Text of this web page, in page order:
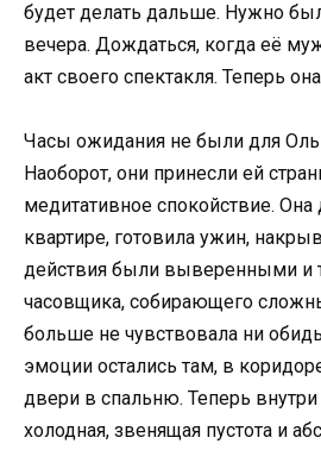
будет делать дальше. Нужно
вечера. Дождаться, когда её
акт своего спектакля. Теперь
Часы ожидания не были для
Наоборот, они принесли ей
медитативное спокойствие. Она
квартире, готовила ужин,
действия были выверенными и
часовщика, собирающего
больше не чувствовала ни
эмоции остались там, в
двери в спальню. Теперь
холодная, звенящая пустота и